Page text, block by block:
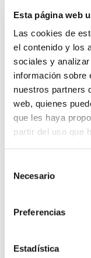
Esta página web
Las cookies de
el contenido y los
sociales y
información sobre
nuestros partners
web, quienes
que les haya
partir del uso que
Necesario
Preferencias
Estadística
No hay